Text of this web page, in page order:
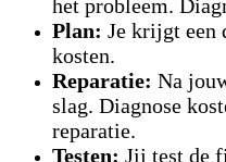
het probleem.
Plan: Je krijgt een
kosten.
Reparatie: Na
slag. Diagnose
reparatie.
Testen: Jij test de